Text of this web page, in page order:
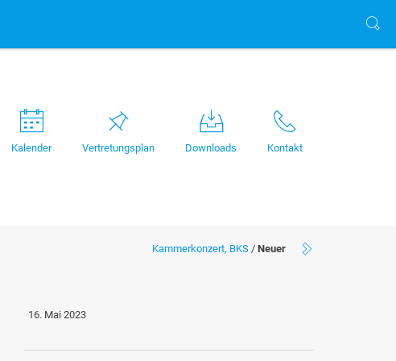
Kalender Vertretungsplan Downloads Kontakt
Kammerkonzert, BKS / Neuer
16. Mai 2023